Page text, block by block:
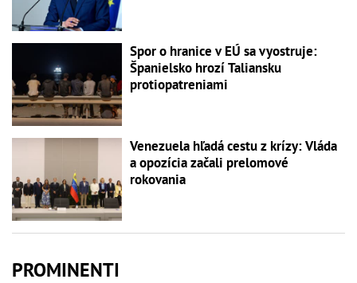
Spor o hranice v EÚ sa vyostruje:
Španielsko hrozí Taliansku
protiopatreniami
Venezuela hľadá cestu z krízy: Vláda
a opozícia začali prelomové
rokovania
PROMINENTI